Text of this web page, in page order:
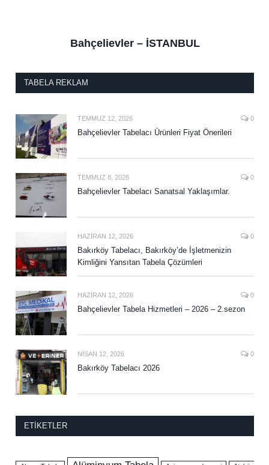
Bahçelievler – İSTANBUL
TABELA REKLAM
TEMMUZ 12, 2026 0
Bahçelievler Tabelacı Ürünleri Fiyat Önerileri
TEMMUZ 8, 2026 0
Bahçelievler Tabelacı Sanatsal Yaklaşımlar.
HAZIRAN 12, 2026 0
Bakırköy Tabelacı, Bakırköy’de İşletmenizin
Kimliğini Yansıtan Tabela Çözümleri
HAZIRAN 12, 2026 0
Bahçelievler Tabela Hizmetleri – 2026 – 2.sezon
NISAN 12, 2026 0
Bakırköy Tabelacı 2026
ETIKETLER